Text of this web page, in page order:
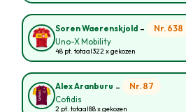
Soren Waerenskjold - Nr. 638
Uno-X Mobility
48 pt. totaal322 x gekozen
Alex Aranburu - Nr. 87
Cofidis
2 pt. totaal88 x gekozen